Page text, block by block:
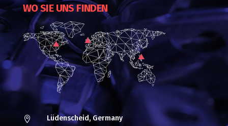
WO SIE UNS FINDEN
 Lüdenscheid, Germany